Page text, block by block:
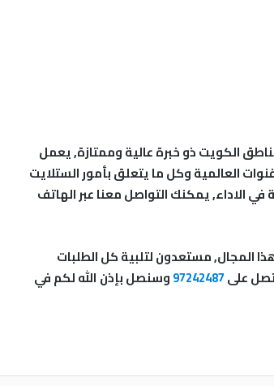
الكويت ذو خبرة عالية وممتازة, يعمل
العالمية وكل ما يتعلق بأمور الستلايت
الاداء, يمكنك التواصل معنا عبر الهاتف
ستلايت خبرتهم لا تقل عن 16 سنة في هذا المجال, مستعدون لتلبية كل الطلبات
97242487وسنصل بإذن الله لكم في